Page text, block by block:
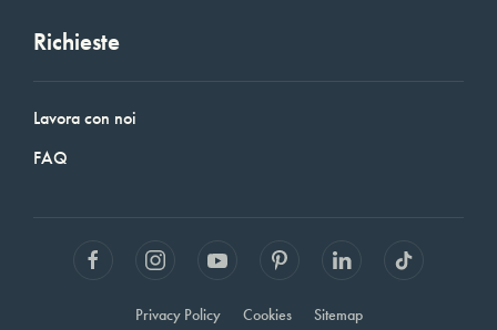
Richieste
Lavora con noi
FAQ
Privacy Policy Cookies Sitemap